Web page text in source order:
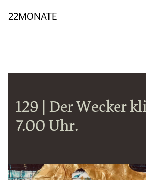
22MONATE
129 | Der Wecker
7.00 Uhr.